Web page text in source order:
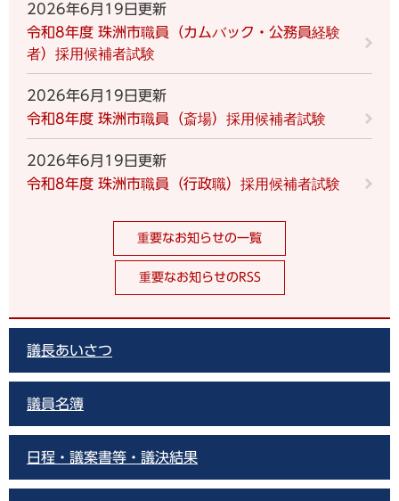
2026年6月19日更新
令和8年度 珠洲市職員（カムバック・公務員経験
者）採用候補者試験
2026年6月19日更新
令和8年度 珠洲市職員（斎場）採用候補者試験
2026年6月19日更新
令和8年度 珠洲市職員（行政職）採用候補者試験
重要なお知らせの一覧
重要なお知らせのRSS
議長あいさつ
議員名簿
日程・議案書等・議決結果